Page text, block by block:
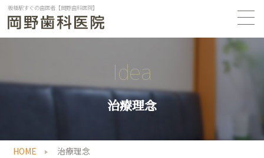
板橋駅すぐの歯医者【岡野歯科医院】
治療理念
Idea
HOME 治療理念